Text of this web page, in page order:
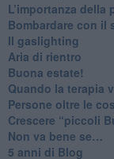
L’importanza della
​Bombardare con il
Il gaslighting
Aria di rientro
Buona estate!
​Quando la terapia
​Persone oltre le
​Crescere “piccoli
Non va bene se…
​5 anni di Blog